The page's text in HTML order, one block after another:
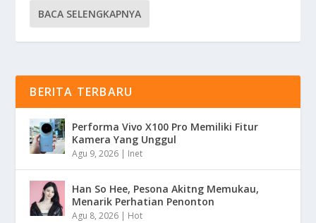
BACA SELENGKAPNYA
BERITA TERBARU
Performa Vivo X100 Pro Memiliki Fitur
Kamera Yang Unggul
Agu 9, 2026 | Inet
Han So Hee, Pesona Akitng Memukau,
Menarik Perhatian Penonton
Agu 8, 2026 | Hot